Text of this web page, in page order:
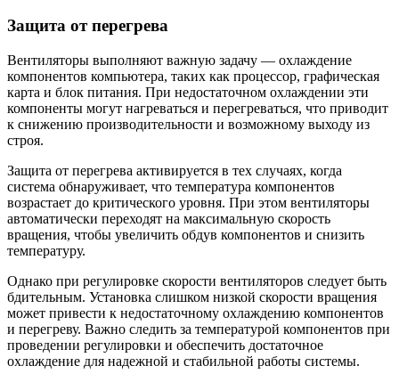
Защита от перегрева
Вентиляторы выполняют важную задачу — охлаждение
компонентов компьютера, таких как процессор, графическая
карта и блок питания. При недостаточном охлаждении эти
компоненты могут нагреваться и перегреваться, что приводит
к снижению производительности и возможному выходу из
строя.
Защита от перегрева активируется в тех случаях, когда
система обнаруживает, что температура компонентов
возрастает до критического уровня. При этом вентиляторы
автоматически переходят на максимальную скорость
вращения, чтобы увеличить обдув компонентов и снизить
температуру.
Однако при регулировке скорости вентиляторов следует быть
бдительным. Установка слишком низкой скорости вращения
может привести к недостаточному охлаждению компонентов
и перегреву. Важно следить за температурой компонентов при
проведении регулировки и обеспечить достаточное
охлаждение для надежной и стабильной работы системы.